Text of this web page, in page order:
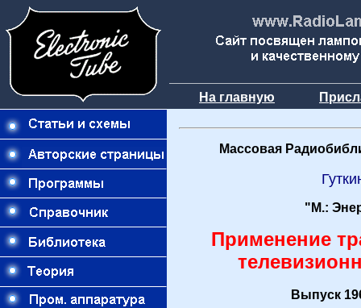
На главную
Массовая
"М.:
Применение
Выпуск